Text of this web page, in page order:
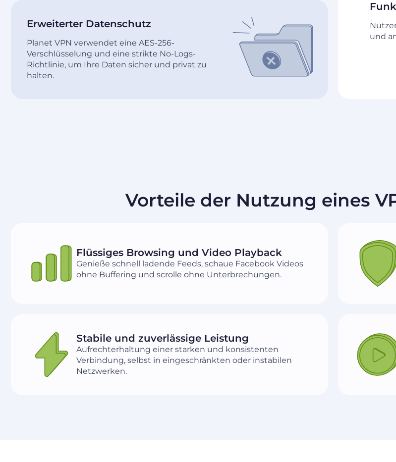
und
Erweiterter Datenschutz
Planet VPN verwendet eine AES-256-
Verschlüsselung und eine strikte No-Logs-
Richtlinie, um Ihre Daten sicher und privat zu
halten.
Vorteile der Nutzung eines
Flüssiges Browsing und Video Playback
Genieße schnell ladende Feeds, schaue Facebook Videos
ohne Buffering und scrolle ohne Unterbrechungen.
Stabile und zuverlässige Leistung
Aufrechterhaltung einer starken und konsistenten
Verbindung, selbst in eingeschränkten oder instabilen
Netzwerken.